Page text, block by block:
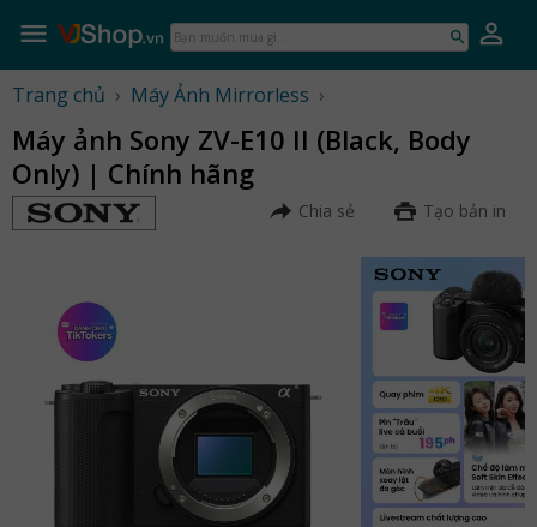
Bạn
muốn
mua
gì...
Trang chủ › Máy Ảnh Mirrorless ›
Máy ảnh Sony ZV-E10 II (Black, Body
Only) | Chính hãng
Chia sẻ Tạo bản in